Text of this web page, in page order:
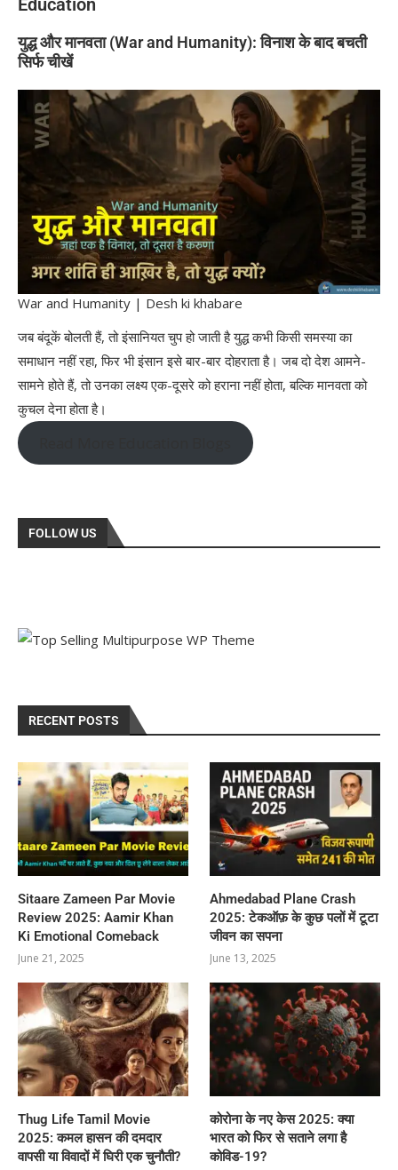
Education
युद्ध और मानवता (War and Humanity): विनाश के बाद बचती
सिर्फ चीखें
War and Humanity | Desh ki khabare
जब बंदूकें बोलती हैं, तो इंसानियत चुप हो जाती है युद्ध कभी किसी समस्या का
समाधान नहीं रहा, फिर भी इंसान इसे बार-बार दोहराता है। जब दो देश आमने-
सामने होते हैं, तो उनका लक्ष्य एक-दूसरे को हराना नहीं होता, बल्कि मानवता को
कुचल देना होता है।
FOLLOW US
RECENT POSTS
Sitaare Zameen Par Movie
Review 2025: Aamir Khan
Ki Emotional Comeback
June 21, 2025
Ahmedabad Plane Crash
2025: टेकऑफ़ के कुछ पलों में टूटा
जीवन का सपना
June 13, 2025
Thug Life Tamil Movie
2025: कमल हासन की दमदार
वापसी या विवादों में घिरी एक चुनौती?
कोरोना के नए केस 2025: क्या
भारत को फिर से सताने लगा है
कोविड-19?